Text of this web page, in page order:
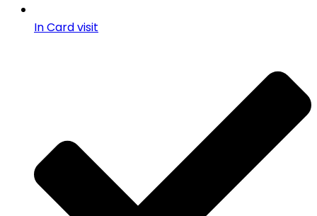
In Card visit